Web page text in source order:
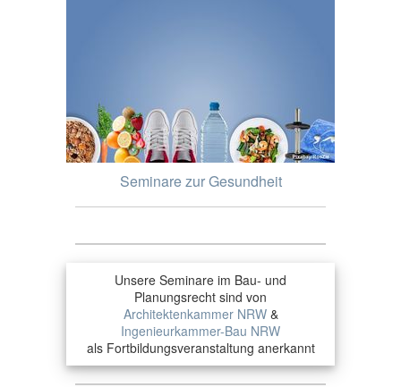
Seminare zur Gesundheit
Unsere Seminare im Bau- und
Planungsrecht sind von
Architektenkammer NRW&
Ingenieurkammer-Bau NRW
als Fortbildungsveranstaltung anerkannt